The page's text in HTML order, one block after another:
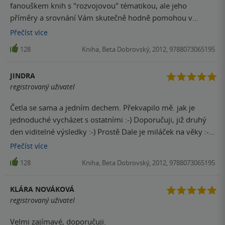
fanouškem knih s "rozvojovou" tématikou, ale jeho
příměry a srovnání Vám skutečně hodně pomohou v
různých oblastech.
Přečíst více
128 Kniha, Beta Dobrovský, 2012, 9788073065195
JINDRA
registrovaný uživatel
Četla se sama a jedním dechem. Překvapilo mě. jak je
jednoduché vycházet s ostatními :-) Doporučuji, již druhý
den viditelné výsledky :-) Prostě Dale je miláček na věky :-)
děkuji za tuto knihu
Přečíst více
128 Kniha, Beta Dobrovský, 2012, 9788073065195
KLÁRA NOVÁKOVÁ
registrovaný uživatel
Velmi zajímavé, doporučuji.